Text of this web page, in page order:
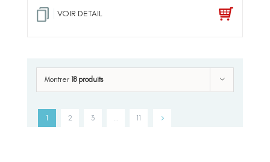
VOIR DETAIL
Montrer 18 produits
1 2 3 11